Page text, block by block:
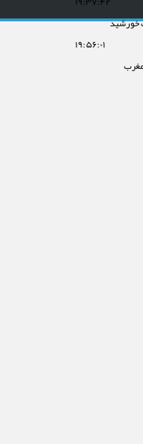
خورشید
۱۹:۵۶:۰۱